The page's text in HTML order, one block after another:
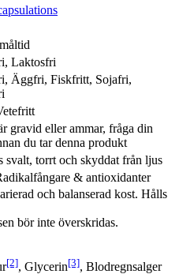
Laktosfri
Äggfri, Fiskfritt, Sojafri,
gravid eller ammar, fråga din
du tar denna produkt
svalt, torrt och skyddat från ljus
& antioxidanter
och balanserad kost. Hålls
bör inte överskridas.
[2], Glycerin[3], Blodregnsalger